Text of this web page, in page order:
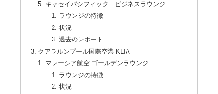
キャセイパシフィック ビジネスラウンジ
ラウンジの特徴
状況
過去のレポート
クアラルンプール国際空港 KLIA
マレーシア航空 ゴールデンラウンジ
ラウンジの特徴
状況